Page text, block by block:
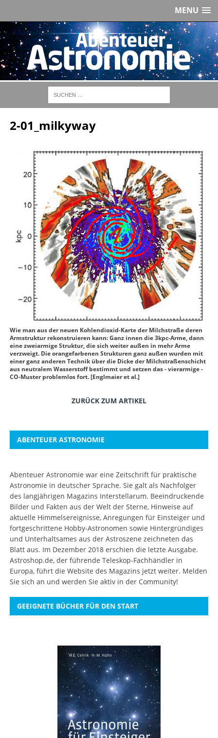
MENU
2-01_milkyway
Wie man aus der neuen Kohlendioxid-Karte der Milchstraße deren
Armstruktur rekonstruieren kann: Ganz innen die 3kpc-Arme, dann
eine zweiarmige Struktur, die sich weiter außen in mehr Arme
verzweigt. Die orangefarbenen Strukturen ganz außen wurden mit
einer ganz anderen Technik über die Dicke der Milchstraßenschicht
aus neutralem Wasserstoff bestimmt und setzen das - vierarmige -
CO-Muster problemlos fort. [Englmaier et al.]
ZURÜCK ZUM ARTIKEL
ABENTEUER ASTRONOMIE
Abenteuer Astronomie war eine Zeitschrift für praktische
Astronomie in deutscher Sprache. Sie galt als Nachfolger
des langjährigen Magazins Interstellarum. Beeindruckende
Bilder und Fakten aus der Welt der Sterne, Hinweise auf
aktuelle Himmelsereignisse, Anregungen für Einsteiger und
fortgeschrittene Hobby-Astronomen sowie Hintergründiges
und Unterhaltsames aus der Astroszene zeichneten das
Blatt aus. Im Dezember 2018 erschien die letzte Ausgabe.
Astroshop.de, der führende Teleskop-Fachhändler in
Europa, führt die Website des Magazins jetzt weiter. Melden
Sie sich an und werden Sie aktiv in der Community!
GEEIGNETE BÜCHER FÜR DEN START